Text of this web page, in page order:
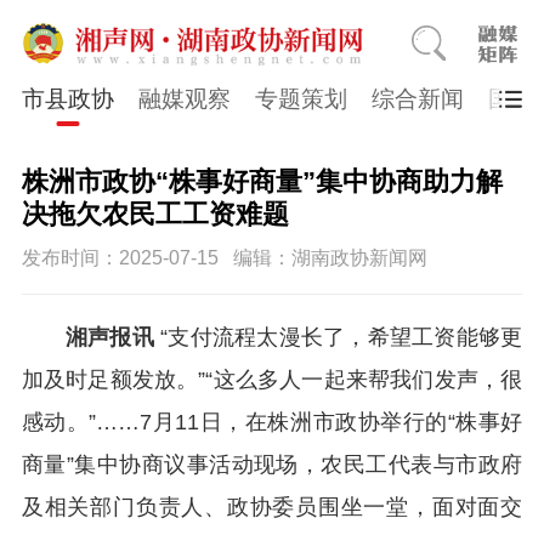
市县政协 融媒观察 专题策划 综合新闻 国医
株洲市政协“株事好商量”集中协商助力解
决拖欠农民工工资难题
发布时间：2025-07-15 编辑：湖南政协新闻网
湘声报讯 “支付流程太漫长了，希望工资能够更
加及时足额发放。”“这么多人一起来帮我们发声，很
感动。”……7月11日，在株洲市政协举行的“株事好
商量”集中协商议事活动现场，农民工代表与市政府
及相关部门负责人 、政协委员 围坐一堂，面对面交